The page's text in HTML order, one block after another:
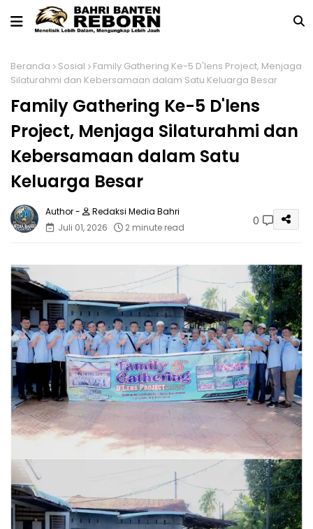
Beranda Sosial
Family Gathering Ke-5 D'lens Project, Menjaga
Silaturahmi dan Kebersamaan dalam Satu Keluarga Besar
Family Gathering Ke-5 D'lens
Project, Menjaga Silaturahmi dan
Kebersamaan dalam Satu
Keluarga Besar
Redaksi Media Bahri
Juli 01, 2026
2 minute read 0